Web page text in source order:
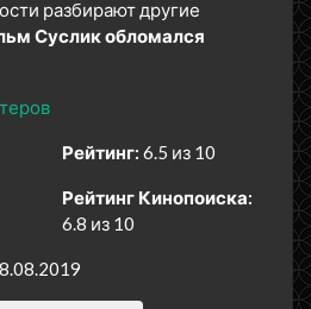
разбирают другие
Суслик обломался
Рейтинг: 6.5 из 10
Рейтинг Кинопоиска:
6.8 из 10